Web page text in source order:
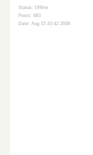
Status: Offline
Posts: 683
Date: Aug 15 20:42 2008